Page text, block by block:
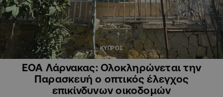
ΚΥΠΡΟΣ
ΕΟΑ Λάρνακας: Ολοκληρώνεται την
Παρασκευή ο οπτικός έλεγχος
επικίνδυνων οικοδομών